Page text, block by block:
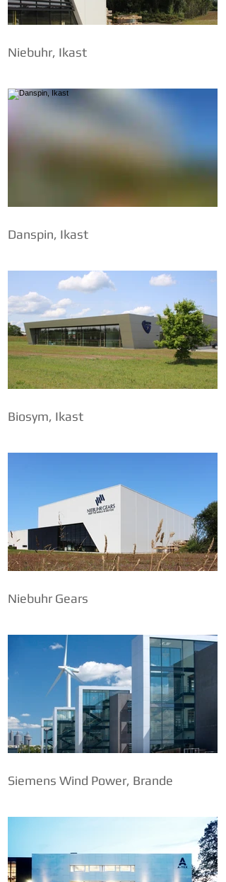
Niebuhr, Ikast
Danspin, Ikast
Biosym, Ikast
Niebuhr Gears
Siemens Wind Power, Brande